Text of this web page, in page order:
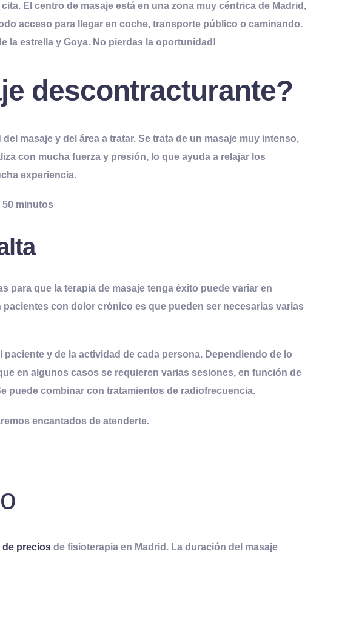
cita. El centro de masaje está en una zona muy céntrica de Madrid,
acceso para llegar en coche, transporte público o caminando.
la estrella y Goya. No pierdas la oportunidad!
descontracturante?
masaje y del área a tratar. Se trata de un masaje muy intenso,
con mucha fuerza y presión, lo que ayuda a relajar los
experiencia.
minutos
para que la terapia de masaje tenga éxito puede variar en
con dolor crónico es que pueden ser necesarias varias
y de la actividad de cada persona. Dependiendo de lo
en algunos casos se requieren varias sesiones, en función de
puede combinar con tratamientos de radiofrecuencia.
encantados de atenderte.
de precios de fisioterapia en Madrid . La duración del masaje